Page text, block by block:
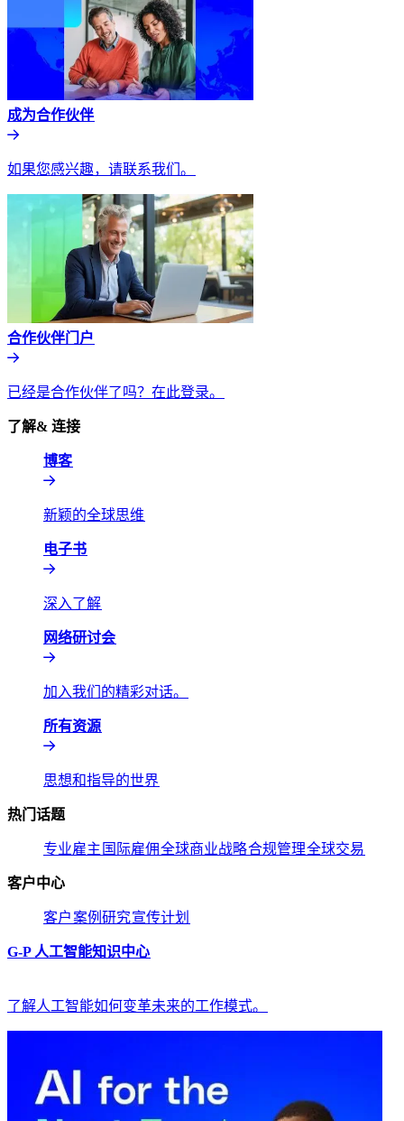
成为合作伙伴​​
如果您感兴趣，请联系我们。​​
合作伙伴门户​​
已经是合作伙伴了吗？在此登录。​​
了解& 连接​​
博客​​
新颖的全球思维​​
电子书​​
深入了解​​
网络研讨会​​
加入我们的精彩对话。​​
所有资源​​
思想和指导的世界​​
热门话题​​
专业雇主​​ 国际雇佣​​全球商业战略​​合规管理​​全球交易​​
客户中心​​
客户​​案例研究​​宣传计划​​
G-P 人工智能知识中心​​
了解人工智能如何变革未来的工作模式。​​